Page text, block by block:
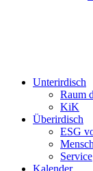
Unterirdisch
Raum
KiK
Überirdisch
ESG
Service
Kalender